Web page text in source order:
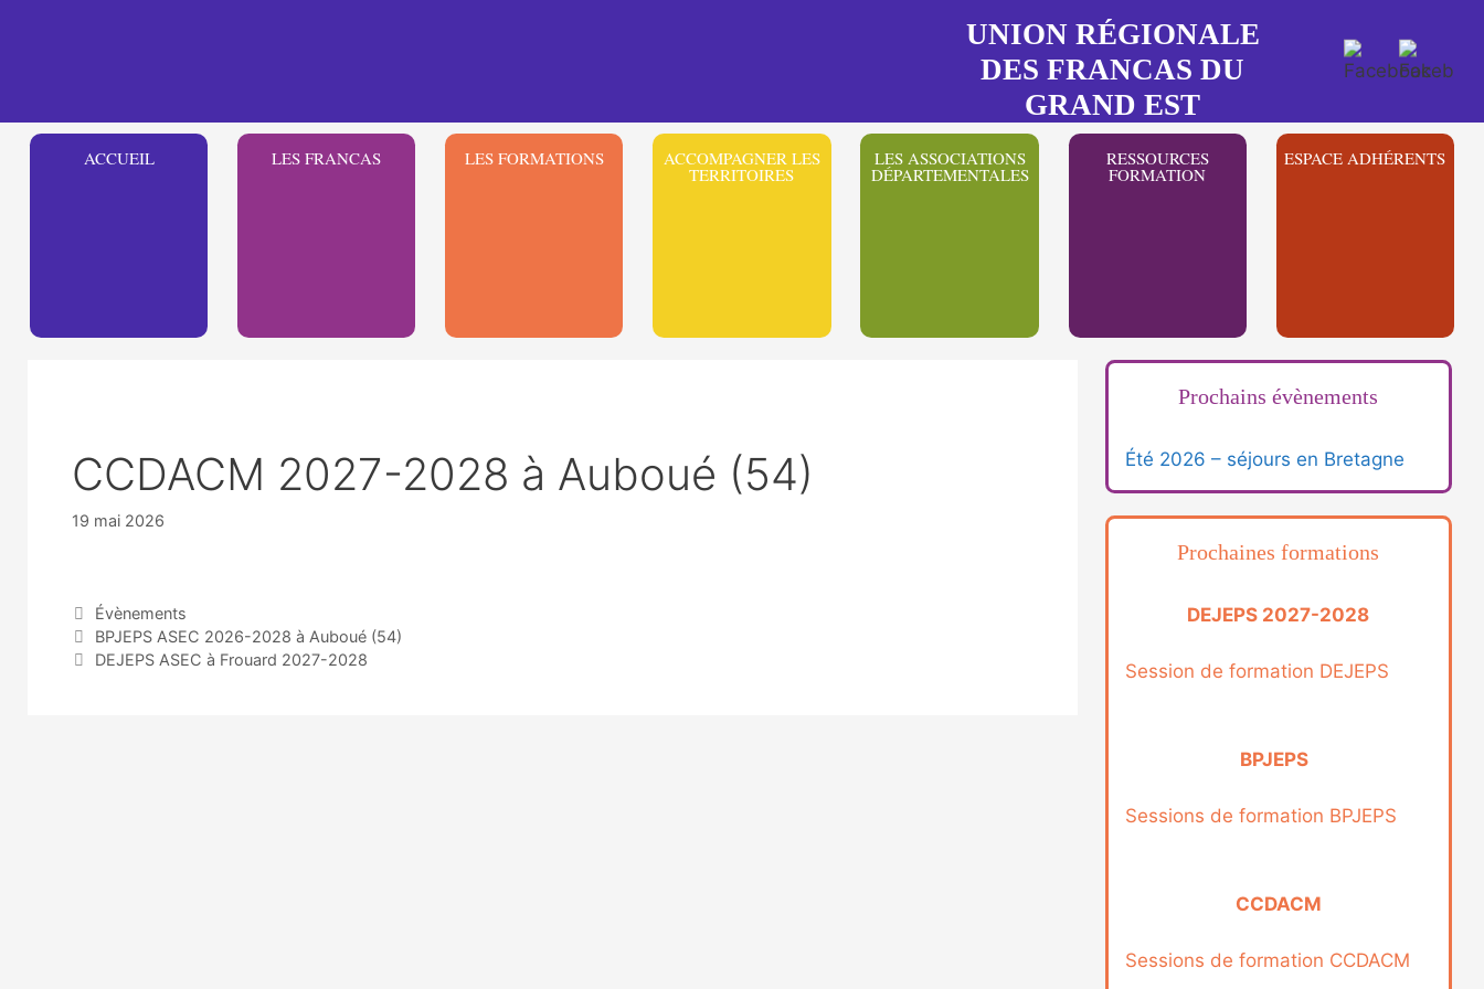
UNION RÉGIONALE
DES FRANCAS DU
GRAND EST
ACCUEIL LES FRANCAS LES FORMATIONS ACCOMPAGNER LES
TERRITOIRES
LES ASSOCIATIONS
DÉPARTEMENTALES
RESSOURCES
FORMATION
ESPACE ADHÉRENTS
CCDACM 2027-2028 à Auboué (54)
19 mai 2026
Catégories
Évènements
BPJEPS ASEC 2026-2028 à Auboué (54)
DEJEPS ASEC à Frouard 2027-2028
Prochains évènements
Été 2026 – séjours en Bretagne
Prochaines formations
DEJEPS 2027-2028
Session de formation DEJEPS
BPJEPS
Sessions de formation BPJEPS
CCDACM
Sessions de formation CCDACM